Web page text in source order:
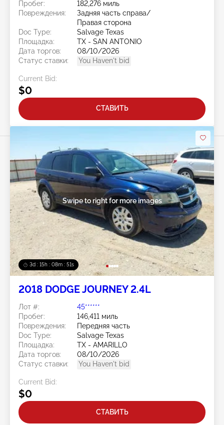
Пробег:
182,276 миль
Повреждения:
Задняя часть справа/
Правая сторона
Doc Type:
Salvage Texas
Площадка:
TX - SAN ANTONIO
Дата торгов:
08/10/2026
Статус ставки:
You Haven't bid
Current Bid:
$0
СТАВИТЬ
3d : 15h : 08m : 48s
Swipe to right for more images
2018 DODGE JOURNEY 2.4L
Лот #:
45******
Пробег:
146,411 миль
Повреждения:
Передняя часть
Doc Type:
Salvage Texas
Площадка:
TX - AMARILLO
Дата торгов:
08/10/2026
Статус ставки:
You Haven't bid
Current Bid:
$0
СТАВИТЬ